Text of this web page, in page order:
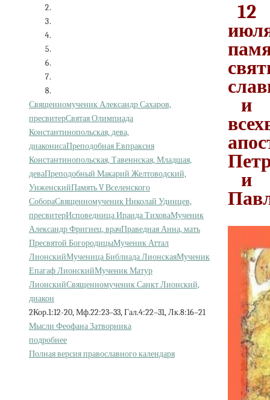
12
и
и
Священномученик Александр Сахаров,
пресвитерСвятая Олимпиада
Константинопольская, дева,
диаконисаПреподобная Евпраксия
Константинопольская, Тавеннская, Младшая,
деваПреподобный Макарий Желтоводский,
УнженскийПамять V Вселенского
СобораСвященномученик Николай Удинцев,
пресвитерИсповедница Ираида ТиховаМученик
Александр Фригиец, врачПраведная Анна, мать
Пресвятой БогородицыМученик Аттал
ЛионскийМученица Библиада ЛионскаяМученик
Епагаф ЛионскийМученик Матур
ЛионскийСвященномученик Санкт Лионский,
диакон
2Кор.1:12-20, Мф.22:23–33, Гал.4:22–31, Лк.8:16–21
Мысли Феофана Затворника
подробнее
Полная версия православного календаря